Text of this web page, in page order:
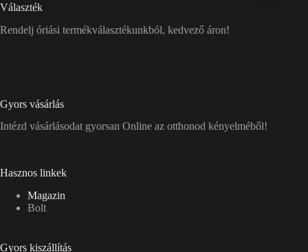
Választék
Rendelj óriási termékválasztékunkból, kedvező áron!
Gyors vásárlás
Intézd vásárlásodat gyorsan Online az otthonod kényelméből!
Hasznos linkek
Magazin
Bolt
Gyors kiszállítás